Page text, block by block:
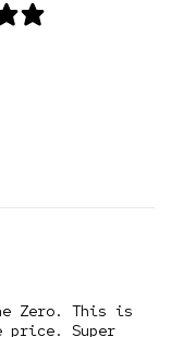
Zero. This is
Super